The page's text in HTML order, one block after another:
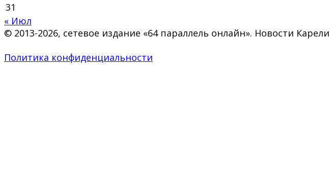
31
« Июл
© 2013-2026, сетевое издание «64 параллель онлайн». Новости
Политика конфиденциальности